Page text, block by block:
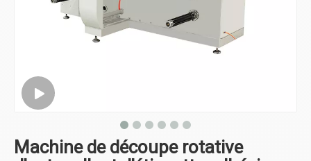
Machine de découpe rotative